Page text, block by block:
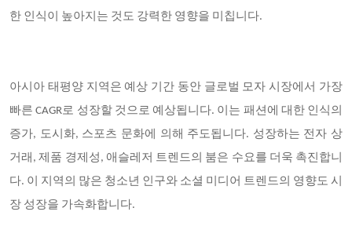
한 인식이 높아지는 것도 강력한 영향을 미칩니다.
아시아 태평양 지역은 예상 기간 동안 글로벌 모자 시장에서 가장
빠른 CAGR로 성장할 것으로 예상됩니다. 이는 패션에 대한 인식의
증가, 도시화, 스포츠 문화에 의해 주도됩니다. 성장하는 전자 상
거래, 제품 경제성, 애슬레저 트렌드의 붐은 수요를 더욱 촉진합니
다. 이 지역의 많은 청소년 인구와 소셜 미디어 트렌드의 영향도 시
장 성장을 가속화합니다.